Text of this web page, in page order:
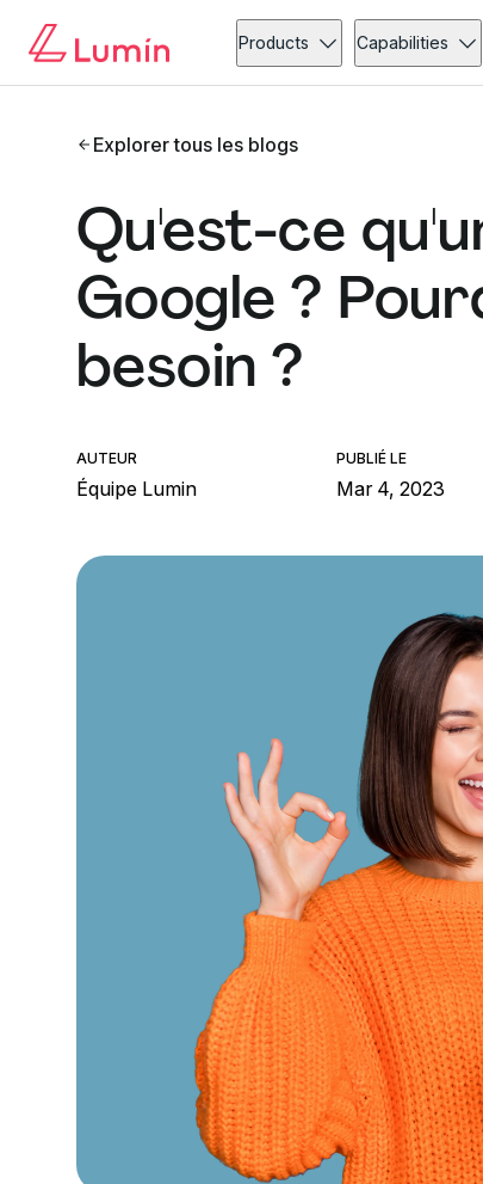
Products Capabilities
Explorer tous les blogs
Qu'est-ce
Google ?
besoin ?
AUTEUR
Équipe Lumin
PUBLIÉ LE
Mar 4, 2023